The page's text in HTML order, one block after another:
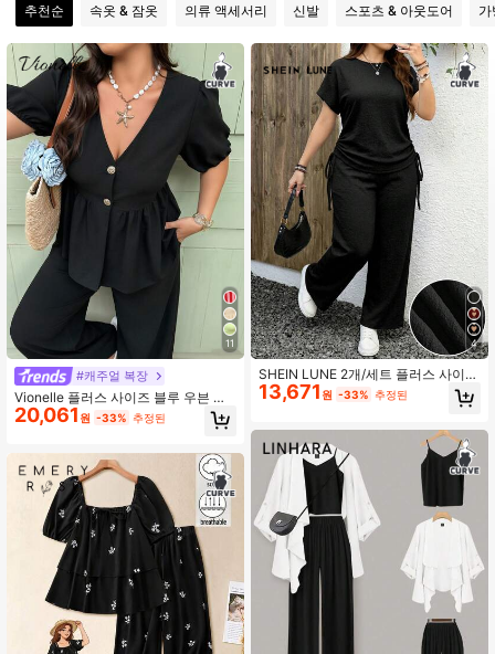
4.38 218 팔로워
218 팔로워
218 팔로워
218 팔로워
4.38 218 팔로워
4.38 218 팔로워
추천순 속옷 & 잠옷 의류 액세서리 신발 스포츠 & 아웃도어
11
#캐주얼 복장
Vionelle 플러스 사이즈 블루 우븐 캐
주얼 휴가 우아한 팬츠 및 반팔 가디건
2피스 세트, 봄/여름
20,061 원 -33% 추정된
4
SHEIN LUNE 2개/세트 플러스 사이즈
여성 질감 원단 옆면 드로스트링 반팔
티셔츠 및 팬츠 휴가 복장
13,671 원 -33% 추정된